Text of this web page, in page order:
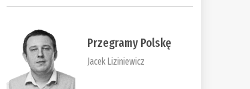
Przegramy Polskę
Jacek Liziniewicz